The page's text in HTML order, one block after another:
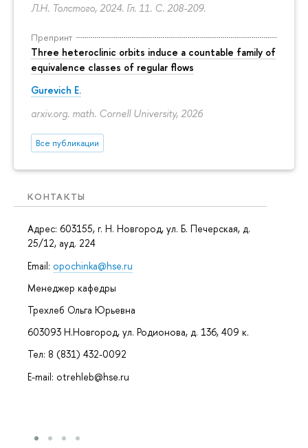
Л.Н. Толстого, 2024. Гл. 11. С. 208-209.
Препринт
Three heteroclinic orbits induce a countable family of
equivalence classes of regular flows
Gurevich E.
arxiv.org. math. Cornell University, 2026
Все публикации
КОНТАКТЫ
Адрес: 603155, г. Н. Новгород, ул. Б. Печерская, д.
25/12, ауд. 224
Email: opochinka@hse.ru
Менеджер кафедры
Трехлеб Ольга Юрьевна
603093 Н.Новгород, ул. Родионова, д. 136, 409 к.
Тел: 8 (831) 432-0092
E-mail: otrehleb@hse.ru